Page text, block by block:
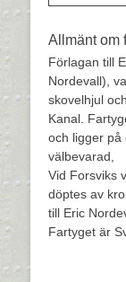
Allmänt om
Förlagan till
Nordevall),
skovelhjul
Kanal.
och ligger på
välbevarad,
Vid Forsviks
döptes av
till Eric
Fartyget är